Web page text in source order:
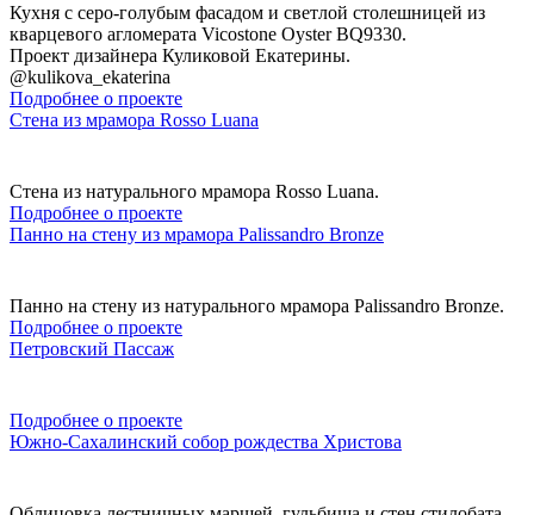
Кухня с серо-голубым фасадом и светлой столешницей из
кварцевого агломерата Vicostone Oyster BQ9330.
Проект дизайнера Куликовой Екатерины.
@kulikova_ekaterina
Подробнее о проекте
Стена из мрамора Rosso Luana
Стена из натурального мрамора Rosso Luana.
Подробнее о проекте
Панно на стену из мрамора Palissandro Bronze
Панно на стену из натурального мрамора Palissandro Bronze.
Подробнее о проекте
Петровский Пассаж
Подробнее о проекте
Южно-Сахалинский собор рождества Христова